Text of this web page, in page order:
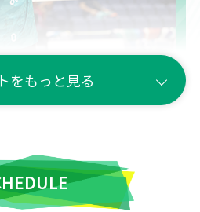
をもっと見る